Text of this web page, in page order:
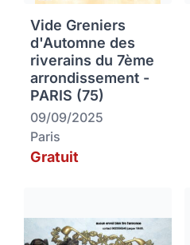
Vide Greniers
d'Automne des
riverains du 7ème
arrondissement -
PARIS (75)
09/09/2025
Paris
Gratuit